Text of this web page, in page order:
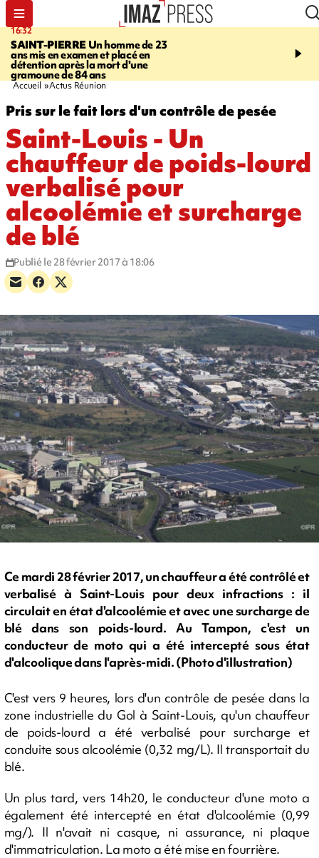
16:32
SAINT-PIERREUn homme de 23
ans mis en examen et placé en
détention après la mort d'une
gramoune de 84 ans
21:08
et Turquie scellent un
Accueil Actus Réunion
Pris sur le fait lors d'un contrôle de pesée
Saint-Louis - Un
chauffeur de poids-lourd
verbalisé pour
alcoolémie et surcharge
de blé
Publié le 28 février 2017 à 18:06
Ce mardi 28 février 2017, un chauffeur a été contrôlé et
verbalisé à Saint-Louis pour deux infractions : il
circulait en état d'alcoolémie et avec une surcharge de
blé dans son poids-lourd. Au Tampon, c'est un
conducteur de moto qui a été intercepté sous état
d'alcoolique dans l'après-midi. (Photo d'illustration)
C'est vers 9 heures, lors d'un contrôle de pesée dans la
zone industrielle du Gol à Saint-Louis, qu'un chauffeur
de poids-lourd a été verbalisé pour surcharge et
conduite sous alcoolémie (0,32 mg/L). Il transportait du
blé.
Un plus tard, vers 14h20, le conducteur d'une moto a
également été intercepté en état d'alcoolémie (0,99
mg/). Il n'avait ni casque, ni assurance, ni plaque
d'immatriculation. La moto a été mise en fourrière.